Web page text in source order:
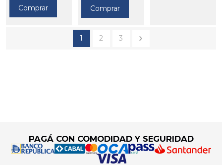
Comprar Comprar
1 2 3
PAGÁ CON COMODIDAD Y SEGURIDAD